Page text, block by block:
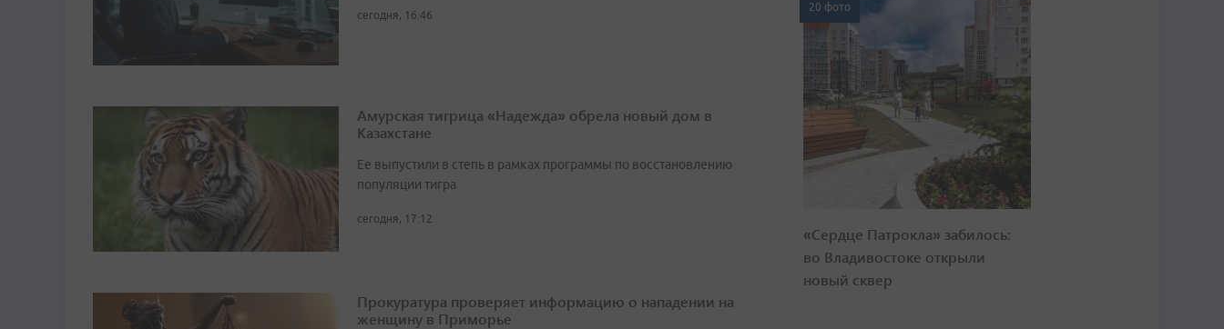
сегодня, 16:46
Амурская тигрица «Надежда» обрела новый дом в
Казахстане
Ее выпустили в степь в рамках программы по восстановлению
популяции тигра
сегодня, 17:12
Прокуратура проверяет информацию о нападении на
женщину в Приморье
20 фото
«Сердце Патрокла» забилось:
во Владивостоке открыли
новый сквер